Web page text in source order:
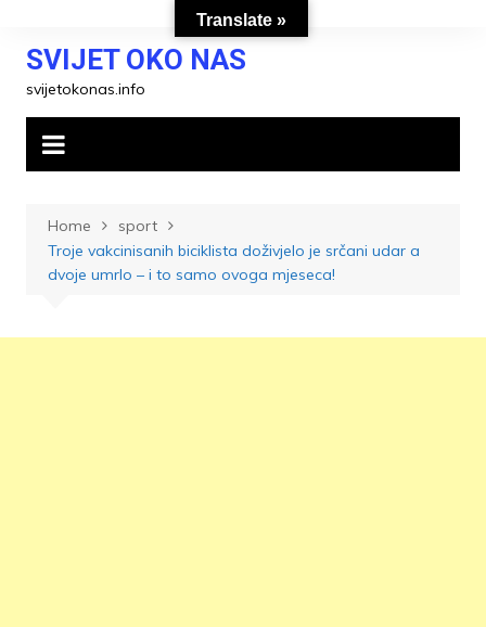
contentSVIJET OKO NAS
svijetokonas.info
Home
sport
Troje vakcinisanih biciklista doživjelo je srčani udar a
dvoje umrlo – i to samo ovoga mjeseca!
Translate »